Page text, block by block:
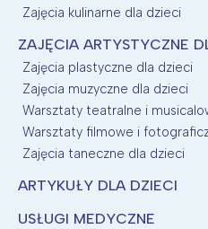
Zajęcia kulinarne dla dzieci
ZAJĘCIA ARTYSTYCZNE
Zajęcia plastyczne dla dzieci
Zajęcia muzyczne dla dzieci
Warsztaty teatralne i
Warsztaty filmowe i
Zajęcia taneczne dla dzieci
ARTYKUŁY DLA DZIECI
USŁUGI MEDYCZNE